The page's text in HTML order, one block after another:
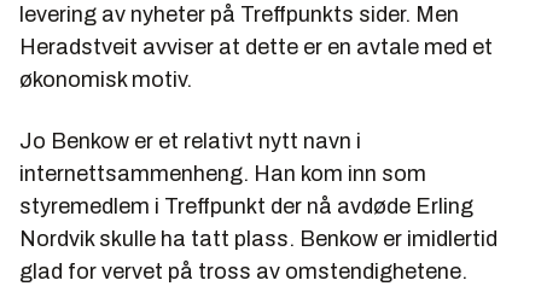
levering av nyheter på Treffpunkts sider. Men
Heradstveit avviser at dette er en avtale med et
økonomisk motiv.
Jo Benkow er et relativt nytt navn i
internettsammenheng. Han kom inn som
styremedlem i Treffpunkt der nå avdøde Erling
Nordvik skulle ha tatt plass. Benkow er imidlertid
glad for vervet på tross av omstendighetene.